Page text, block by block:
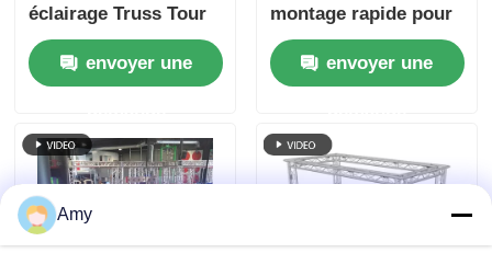
éclairage Truss Tour
Totem
envoyer une
montage rapide pour
éclairage, treillis en
alliage d'aluminium
pour
envoyer une
Amy